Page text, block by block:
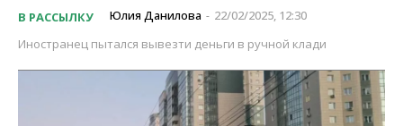
В РАССЫЛКУ Юлия Данилова - 22/02/2025, 12:30
Иностранец пытался вывезти деньги в ручной клади